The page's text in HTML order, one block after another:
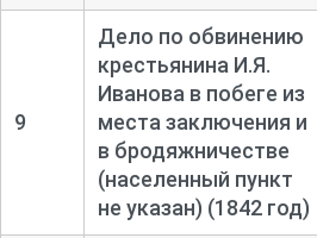
9
Дело по обвинению
крестьянина И.Я.
Иванова в побеге из
места заключения и
в бродяжничестве
(населенный пункт
не указан) (1842 год)